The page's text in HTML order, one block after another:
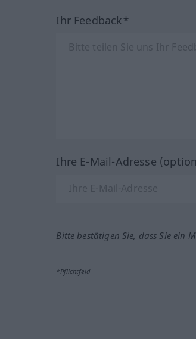
Ihr Feedback*
Ihre E-Mail-Adresse
Bitte bestätigen Sie, dass Sie ein
*Pflichtfeld